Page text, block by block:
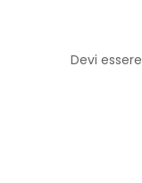
Devi essere